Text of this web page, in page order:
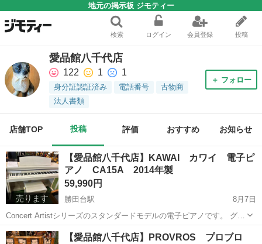
地元の掲示板 ジモティー
検索 ログイン 会員登録 投稿
愛品館八千代店
122 1 1
身分証認証済み 電話番号
古物商
法人書類
＋ フォロー
店舗TOP 投稿 評価 おすすめ お知らせ
売ります
【愛品館八千代店】KAWAI カワイ 電子ピ
アノ CA15A 2014年製
59,990円
勝田台駅
8月7日
Concert Artistシリーズのスタンダードモデルの電子ピアノです。 グラ
ンドピアノと同じシーソー構造の木製鍵盤を採用し、本格的なタッチ
感を実現しています。 ・木製鍵盤: 象牙調の白鍵を備え、グランドピ
千葉 八千代市 勝田台駅 鍵盤楽器、ピアノ 商品
【愛品館八千代店】PROVROS プロブロ